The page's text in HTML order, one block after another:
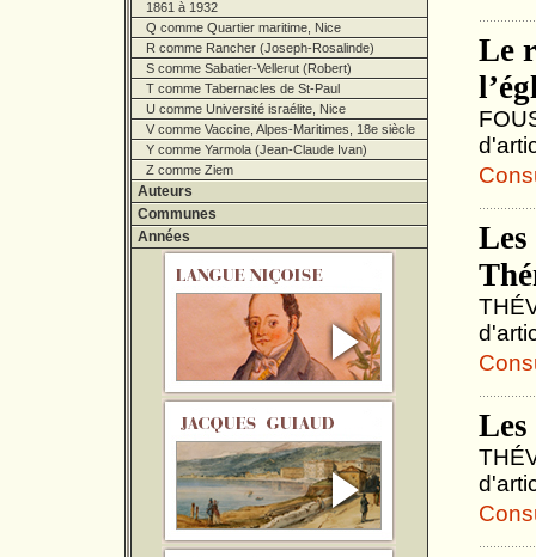
1861 à 1932
Q comme Quartier maritime, Nice
R comme Rancher (Joseph-Rosalinde)
S comme Sabatier-Vellerut (Robert)
T comme Tabernacles de St-Paul
U comme Université israélite, Nice
V comme Vaccine, Alpes-Maritimes, 18e siècle
Y comme Yarmola (Jean-Claude Ivan)
Z comme Ziem
Auteurs
Communes
Années
Le
Les
Les